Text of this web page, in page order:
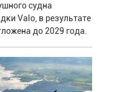
судна
Valo, в результате
до 2029 года.